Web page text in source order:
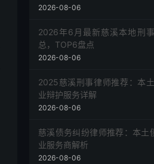
2026-08-06
2026年6月最新慈溪本地刑
总，TOP6盘点
2026-08-06
2025慈溪刑事律师推荐：本
业辩护服务详解
2026-08-06
慈溪债务纠纷律师推荐：本土
业服务商解析
2026-08-06